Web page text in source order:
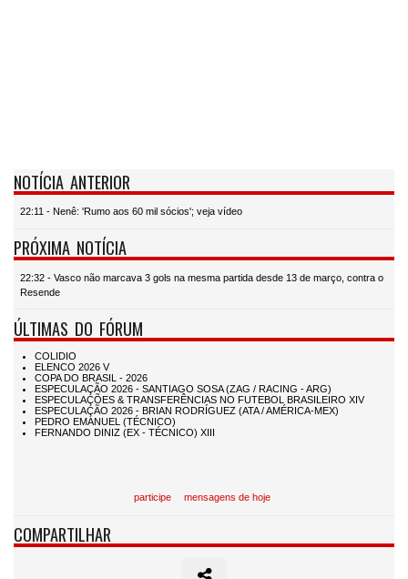
NOTÍCIA ANTERIOR
22:11 - Nenê: 'Rumo aos 60 mil sócios'; veja vídeo
PRÓXIMA NOTÍCIA
22:32 - Vasco não marcava 3 gols na mesma partida desde 13 de março, contra o
Resende
ÚLTIMAS DO FÓRUM
participe mensagens de hoje
COMPARTILHAR